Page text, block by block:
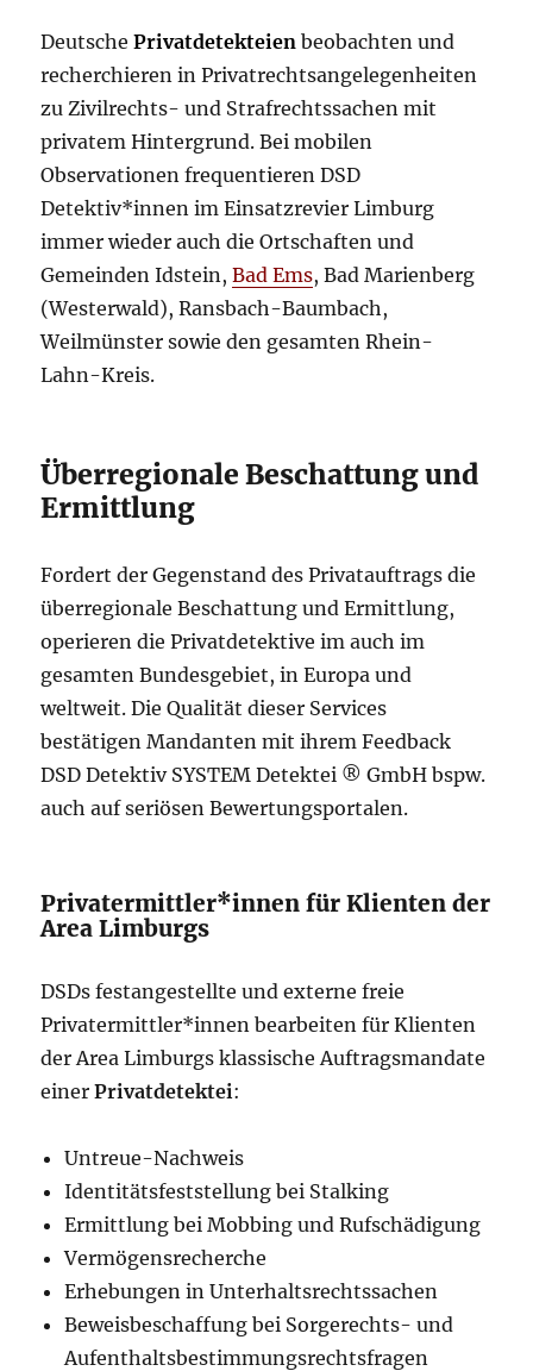
DeutschePrivatdetekteien beobachten und
recherchieren in Privatrechtsangelegenheiten
zu Zivilrechts- und Strafrechtssachen mit
privatem Hintergrund. Bei mobilen
Observationen frequentieren DSD
Detektiv*innen im Einsatzrevier Limburg
immer wieder auch die Ortschaften und
Gemeinden Idstein,Bad Ems, Bad Marienberg
(Westerwald), Ransbach-Baumbach,
Weilmünster sowie den gesamten Rhein-
Lahn-Kreis.
Überregionale Beschattung und
Ermittlung
Fordert der Gegenstand des Privatauftrags die
überregionale Beschattung und Ermittlung,
operieren die Privatdetektive im auch im
gesamten Bundesgebiet, in Europa und
weltweit. Die Qualität dieser Services
bestätigen Mandanten mit ihrem Feedback
DSD Detektiv SYSTEM Detektei ® GmbH bspw.
auch auf seriösen Bewertungsportalen.
Privatermittler*innen für Klienten der
Area Limburgs
DSDs festangestellte und externe freie
Privatermittler*innen bearbeiten für Klienten
der Area Limburgs klassische Auftragsmandate
einerPrivatdetektei:
Untreue-Nachweis
Identitätsfeststellung bei Stalking
Ermittlung bei Mobbing und Rufschädigung
Vermögensrecherche
Erhebungen in Unterhaltsrechtssachen
Beweisbeschaffung bei Sorgerechts- und
Aufenthaltsbestimmungsrechtsfragen